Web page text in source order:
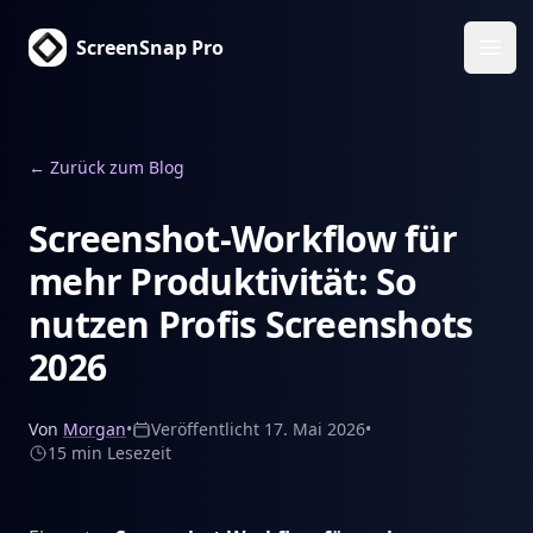
ScreenSnap Pro
← Zurück zum Blog
Screenshot-Workflow für
mehr Produktivität: So
nutzen Profis Screenshots
2026
Von Morgan• Veröffentlicht 17. Mai 2026•
15 min Lesezeit